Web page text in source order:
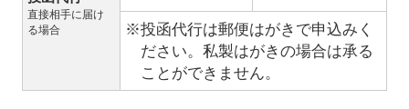
直接相手に届け
る場合
※投函代行は郵便はがきで申込みく
ださい。私製はがきの場合は承る
ことができません。